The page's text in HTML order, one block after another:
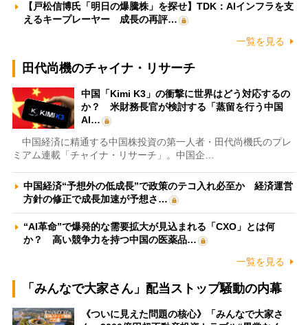
【戸松信博氏「明日の爆騰株」を探せ】TDK：AIインフラを支
えるキープレーヤー 成長の再評…
一覧を見る
田代尚機のチャイナ・リサーチ
中国「Kimi K3」の衝撃に世界はどう対応するの
か？ 米財務長官が検討する「蒸留を行う中国
AI…
中国経済に精通する中国株投資の第一人者・田代尚機氏のプレ
ミアム連載「チャイナ・リサーチ」。中国企…
中国経済“予想外の低成長”で政策のテコ入れ必至か 経済運営
方針の修正で成長加速が予想さ…
“AI革命”で爆発的な需要拡大が見込まれる「CXO」とは何
か？ 高い競争力を持つ中国の医薬品…
一覧を見る
「みんなで大家さん」配当ストップ騒動の内幕
《ついに見えた問題の核心》「みんなで大家さ